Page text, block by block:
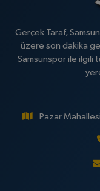
Gerçek Taraf,
üzere son dakika
Samsunspor ile ilgili
Pazar